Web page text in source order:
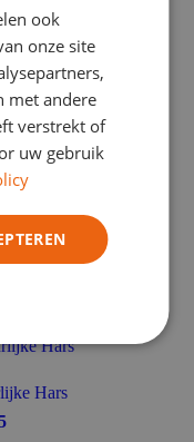
Hars
Prijsklasse:
ook
onze site
met andere
verstrekt of
uw gebruik